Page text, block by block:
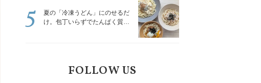
夏の「冷凍うどん」にのせるだ
け。包丁いらずでたんぱく質を
5
FOLLOW US